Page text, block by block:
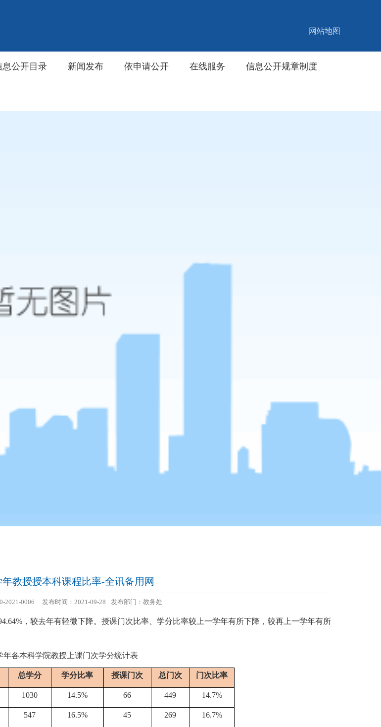
网站地图
息公开目录 新闻发布 依申请公开 在线服务 信息公开规章制度
教授授本科课程比率-全讯备用网
2021-0006 发布时间：2021-09-28 发布部门：教务处
，较去年有轻微下降。授课门次比率、学分比率较上一学年有所下降，较再上一学年有所
年各本科学院教授上课门次学分统计表
总学分 学分比率 授课门次 总门次 门次比率
1030 14.5% 66 449 14.7%
547 16.5% 45 269 16.7%